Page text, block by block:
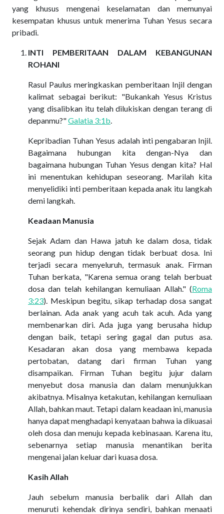
yang khusus mengenai keselamatan dan memunyai
kesempatan khusus untuk menerima Tuhan Yesus secara
pribadi.
INTI PEMBERITAAN DALAM KEBANGUNAN
ROHANI
Rasul Paulus meringkaskan pemberitaan Injil dengan
kalimat sebagai berikut: "Bukankah Yesus Kristus
yang disalibkan itu telah dilukiskan dengan terang di
depanmu?"Galatia 3:1b.
Kepribadian Tuhan Yesus adalah inti pengabaran Injil.
Bagaimana hubungan kita dengan-Nya dan
bagaimana hubungan Tuhan Yesus dengan kita? Hal
ini menentukan kehidupan seseorang. Marilah kita
menyelidiki inti pemberitaan kepada anak itu langkah
demi langkah.
Keadaan Manusia
Sejak Adam dan Hawa jatuh ke dalam dosa, tidak
seorang pun hidup dengan tidak berbuat dosa. Ini
terjadi secara menyeluruh, termasuk anak. Firman
Tuhan berkata, "Karena semua orang telah berbuat
dosa dan telah kehilangan kemuliaan Allah." (Roma
3:23). Meskipun begitu, sikap terhadap dosa sangat
berlainan. Ada anak yang acuh tak acuh. Ada yang
membenarkan diri. Ada juga yang berusaha hidup
dengan baik, tetapi sering gagal dan putus asa.
Kesadaran akan dosa yang membawa kepada
pertobatan, datang dari firman Tuhan yang
disampaikan. Firman Tuhan begitu jujur dalam
menyebut dosa manusia dan dalam menunjukkan
akibatnya. Misalnya ketakutan, kehilangan kemuliaan
Allah, bahkan maut. Tetapi dalam keadaan ini, manusia
hanya dapat menghadapi kenyataan bahwa ia dikuasai
oleh dosa dan menuju kepada kebinasaan. Karena itu,
sebenarnya setiap manusia menantikan berita
mengenai jalan keluar dari kuasa dosa.
Kasih Allah
Jauh sebelum manusia berbalik dari Allah dan
menuruti kehendak dirinya sendiri, bahkan menaati